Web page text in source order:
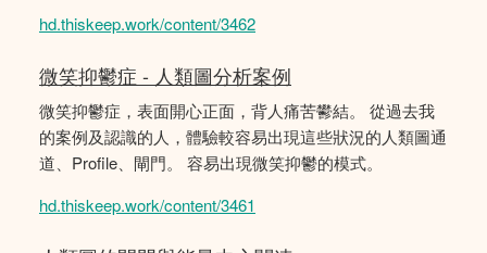
hd.thiskeep.work/content/3462
微笑抑鬱症 - 人類圖分析案例
微笑抑鬱症，表面開心正面，背人痛苦鬰結。 從過去我
的案例及認識的人，體驗較容易出現這些狀況的人類圖通
道、Profile、閘門。 容易出現微笑抑鬱的模式。
hd.thiskeep.work/content/3461